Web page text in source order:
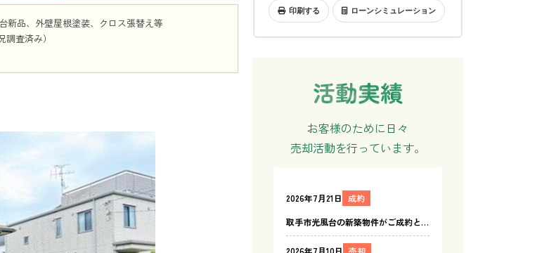
新品、外壁屋根塗装、クロス張替え等
査済み）
印刷する ローンシミュレーション
お客様のために日々
売却活動を行っています。